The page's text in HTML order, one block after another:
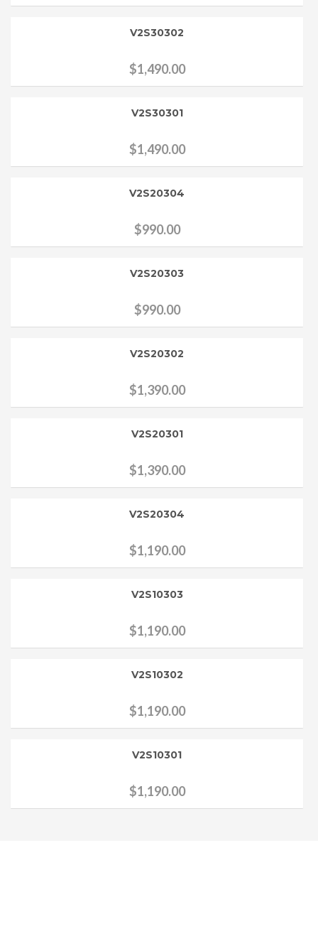
V2S30302
$1,490.00
V2S30301
$1,490.00
V2S20304
$990.00
V2S20303
$990.00
V2S20302
$1,390.00
V2S20301
$1,390.00
V2S20304
$1,190.00
V2S10303
$1,190.00
V2S10302
$1,190.00
V2S10301
$1,190.00